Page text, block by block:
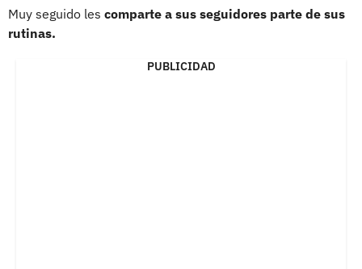
Muy seguido les comparte a sus seguidores parte de sus
rutinas.
PUBLICIDAD